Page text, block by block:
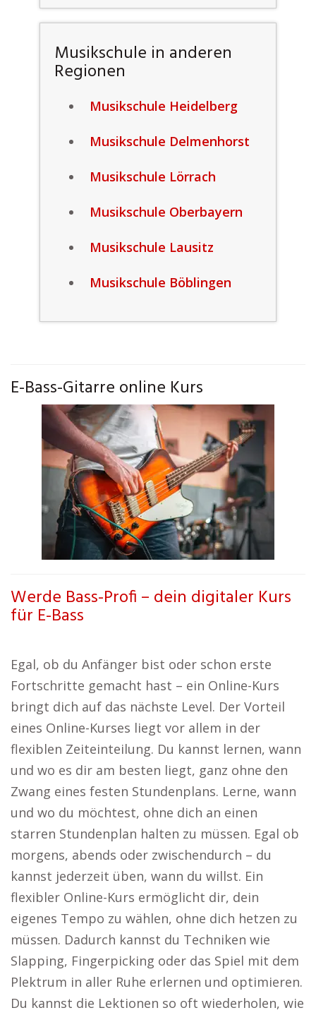
Musikschule in anderen
Regionen
Musikschule Heidelberg
Musikschule Delmenhorst
Musikschule Lörrach
Musikschule Oberbayern
Musikschule Lausitz
Musikschule Böblingen
E-Bass-Gitarre online Kurs
Werde Bass-Profi – dein digitaler Kurs
für E-Bass
Egal, ob du Anfänger bist oder schon erste
Fortschritte gemacht hast – ein Online-Kurs
bringt dich auf das nächste Level. Der Vorteil
eines Online-Kurses liegt vor allem in der
flexiblen Zeiteinteilung. Du kannst lernen, wann
und wo es dir am besten liegt, ganz ohne den
Zwang eines festen Stundenplans. Lerne, wann
und wo du möchtest, ohne dich an einen
starren Stundenplan halten zu müssen. Egal ob
morgens, abends oder zwischendurch – du
kannst jederzeit üben, wann du willst. Ein
flexibler Online-Kurs ermöglicht dir, dein
eigenes Tempo zu wählen, ohne dich hetzen zu
müssen. Dadurch kannst du Techniken wie
Slapping, Fingerpicking oder das Spiel mit dem
Plektrum in aller Ruhe erlernen und optimieren.
Du kannst die Lektionen so oft wiederholen, wie